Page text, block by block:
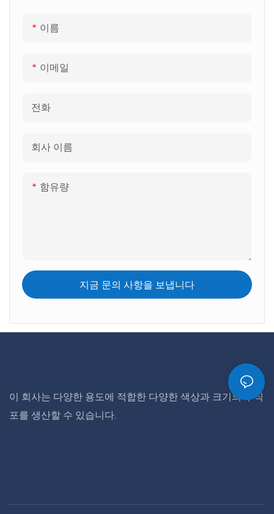
이름
이메일
전화
회사 이름
함유량
지금 문의 사항을 보냅니다
이 회사는 다양한 용도에 적합한 다양한 색상과 크기의 부직
포를 생산할 수 있습니다.